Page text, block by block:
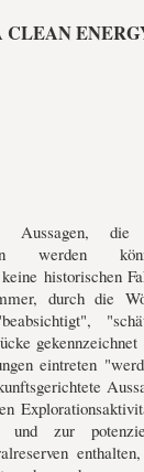
CLEAN
Aussagen,
werden
historischen
durch die
gekennzeichnet
eintreten
und zur